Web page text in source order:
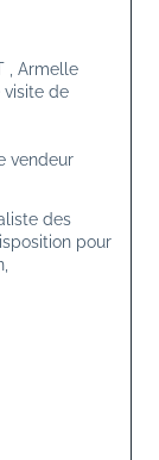
, Armelle
visite de
vendeur
des
pour